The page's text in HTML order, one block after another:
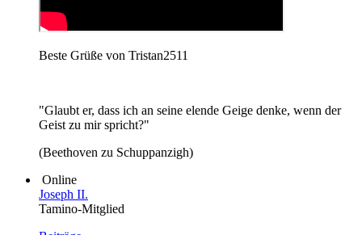
Beste Grüße von Tristan2511
"Glaubt er, dass ich an seine elende Geige denke, wenn der
Geist zu mir spricht?"
(Beethoven zu Schuppanzigh)
Online
Joseph II.
Tamino-Mitglied